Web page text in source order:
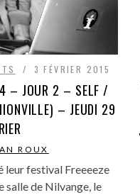
3 FÉVRIER 2015
– JOUR 2 – SELF /
– JEUDI 29
ROUX
leur festival Freeeeze
salle de Nilvange, le